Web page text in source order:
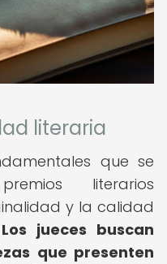
literaria
que se
literarios
y la calidad
Los jueces buscan
que presenten